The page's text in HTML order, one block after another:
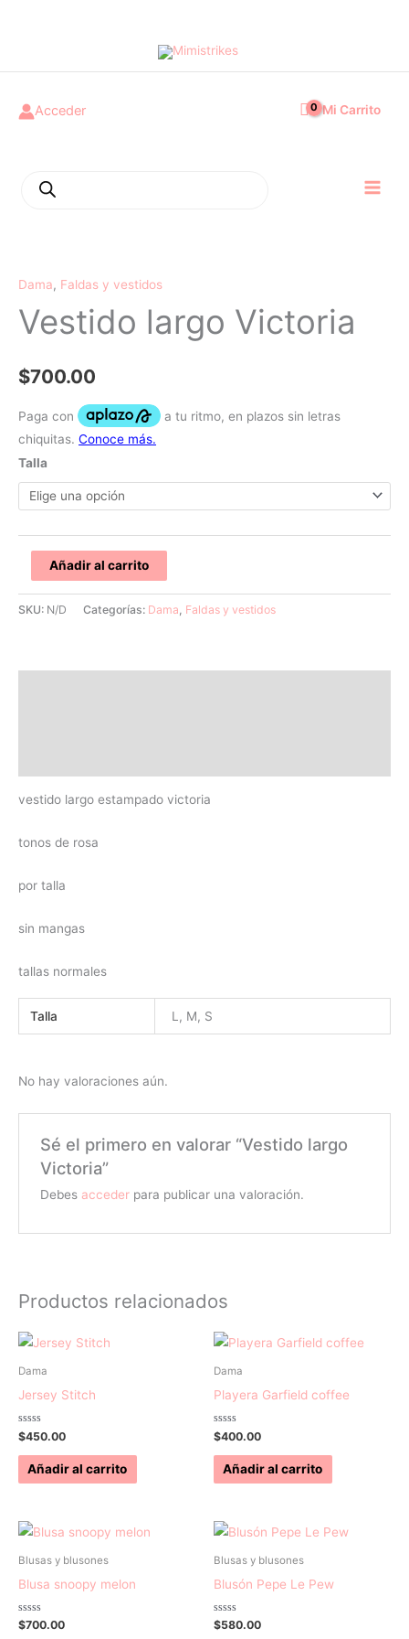
contenido
Acceder Mi Carrito
productos
Dama, Faldas y vestidos
Vestido largo Victoria
$700.00
Talla
Victoria
cantidad
Añadir al carrito
SKU: N/D Categorías: Dama Faldas y vestidos
vestido largo estampado victoria
tonos de rosa
por talla
sin mangas
tallas normales
Talla L, M, S
No hay valoraciones aún.
Sé el primero en valorar “Vestido largo
Victoria”
Debes accederpara publicar una valoración.
Productos relacionados
Dama
Jersey Stitch
Valorado
con
0
$450.00
Añadir al carrito
Dama
Playera Garfield coffee
Valorado
con
0
$400.00
Añadir al carrito
Blusas y blusones
Blusa snoopy melon
Valorado
con
$700.00
Blusas y blusones
Blusón Pepe Le Pew
Valorado
con
$580.00